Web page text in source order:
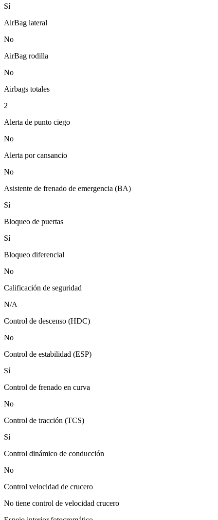
Sí
AirBag lateral
No
AirBag rodilla
No
Airbags totales
2
Alerta de punto ciego
No
Alerta por cansancio
No
Asistente de frenado de emergencia (BA)
Sí
Bloqueo de puertas
Sí
Bloqueo diferencial
No
Calificación de seguridad
N/A
Control de descenso (HDC)
No
Control de estabilidad (ESP)
Sí
Control de frenado en curva
No
Control de tracción (TCS)
Sí
Control dinámico de conducción
No
Control velocidad de crucero
No tiene control de velocidad crucero